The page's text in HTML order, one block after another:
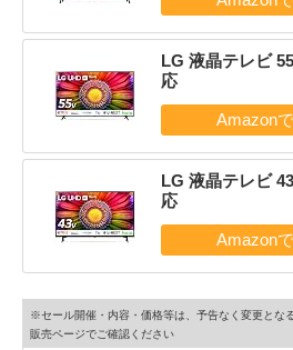
LG 液晶テレビ
応
LG 液晶テレビ
応
※セール開催・内容・価格等は、予告なく変更とな
販売ページでご確認ください